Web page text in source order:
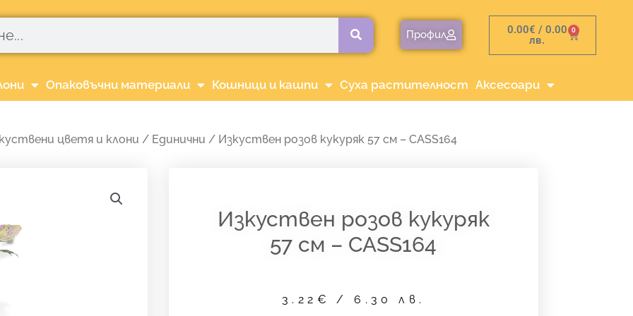
Профил 0.00€ / 0.00
лв.
0
Cart
Опаковъчни материали Кошници и кашпи Суха растителност Аксесоари
цветя и клони / Единични / Изкуствен розов кукуряк 57 см – CASS164
Изкуствен розов кукуряк
57 см – CASS164
3.22 € / 6.30 лв.